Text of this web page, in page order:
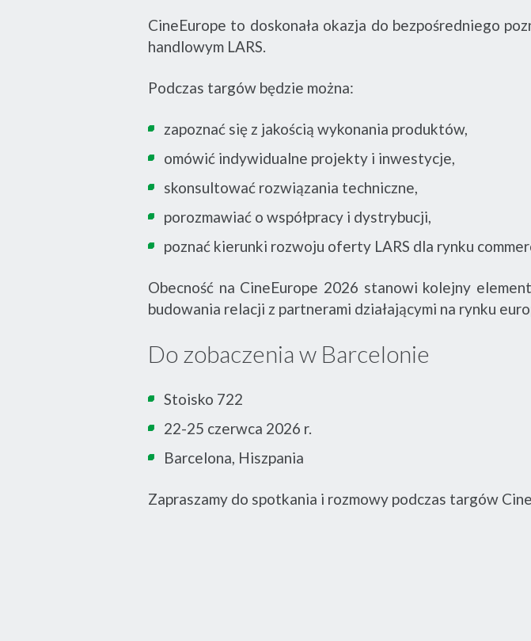
CineEurope to doskonała okazja do bezpośredniego
handlowym LARS.
Podczas targów będzie można:
zapoznać się z jakością wykonania produktów,
omówić indywidualne projekty i inwestycje,
skonsultować rozwiązania techniczne,
porozmawiać o współpracy i dystrybucji,
poznać kierunki rozwoju oferty LARS dla rynku
Obecność na CineEurope 2026 stanowi kolejny
budowania relacji z partnerami działającymi na rynku
Do zobaczenia w Barcelonie
Stoisko 722
22-25 czerwca 2026 r.
Barcelona, Hiszpania
Zapraszamy do spotkania i rozmowy podczas targów